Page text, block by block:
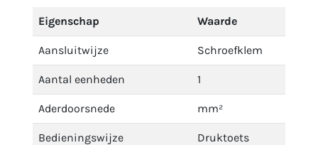
Eigenschap Waarde
Aansluitwijze Schroefklem
Aantal eenheden 1
Aderdoorsnede mm²
Bedieningswijze Druktoets